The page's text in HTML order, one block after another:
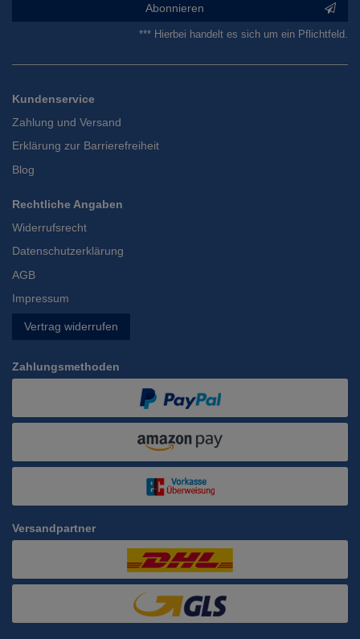
Abonnieren
*** Hierbei handelt es sich um ein Pflichtfeld.
Kundenservice
Zahlung und Versand
Erklärung zur Barrierefreiheit
Blog
Rechtliche Angaben
Widerrufsrecht
Datenschutzerklärung
AGB
Impressum
Vertrag widerrufen
Zahlungsmethoden
Versandpartner